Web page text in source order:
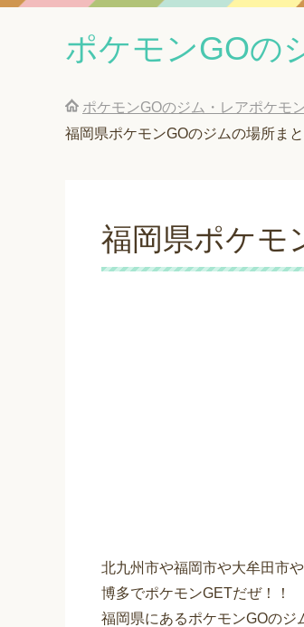
ポケモンGOの
ポケモンGOのジム・レアポケモ
福岡県ポケモンGOのジムの場所ま
福岡県ポケモ
北九州市や福岡市や大牟田市
博多でポケモンGETだぜ！！
福岡県にあるポケモンGOのジ